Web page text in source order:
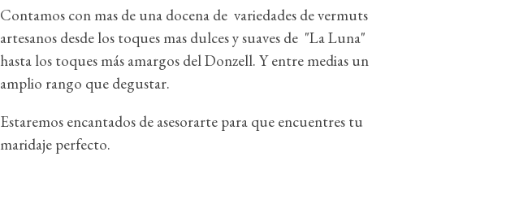
Contamos con mas de una docena de variedades de vermuts
artesanos desde los toques mas dulces y suaves de "La Luna"
hasta los toques más amargos del Donzell. Y entre medias un
amplio rango que degustar.
Estaremos encantados de asesorarte para que encuentres tu
maridaje perfecto.